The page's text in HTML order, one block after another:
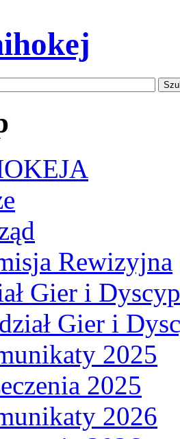
Rewizyjna
Gier i
Gier i
2025
2025
2026